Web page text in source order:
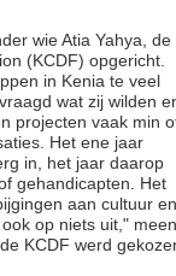
wie Atia Yahya, de
(KCDF) opgericht.
in Kenia te veel
wat zij wilden
projecten vaak min
Het ene jaar
in, het jaar daarop
gehandicapten. Het
aan cultuur en
op niets uit,"
KCDF werd